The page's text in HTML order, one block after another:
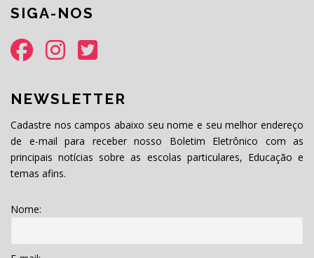
SIGA-NOS
NEWSLETTER
Cadastre nos campos abaixo seu nome e seu melhor endereço
de e-mail para receber nosso Boletim Eletrônico com as
principais notícias sobre as escolas particulares, Educação e
temas afins.
Nome: